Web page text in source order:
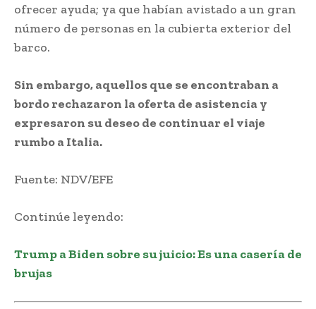
ofrecer ayuda; ya que habían avistado a un gran
número de personas en la cubierta exterior del
barco.
Sin embargo, aquellos que se encontraban a
bordo rechazaron la oferta de asistencia y
expresaron su deseo de continuar el viaje
rumbo a Italia.
Fuente: NDV/EFE
Continúe leyendo:
Trump a Biden sobre su juicio: Es una casería de
brujas